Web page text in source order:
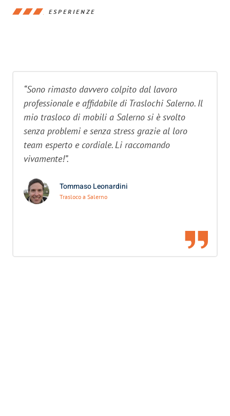
ESPERIENZE
“Sono rimasto davvero colpito dal lavoro
professionale e affidabile di Traslochi Salerno. Il
mio trasloco di mobili a Salerno si è svolto
senza problemi e senza stress grazie al loro
team esperto e cordiale. Li raccomando
vivamente!”.
Tommaso Leonardini
Trasloco a Salerno